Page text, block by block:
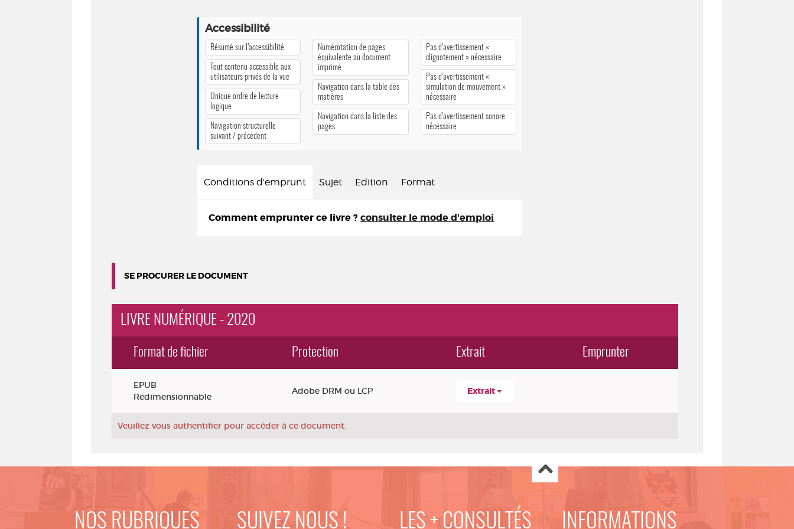
Accessibilité
Résumé sur l’accessibilité
Tout contenu accessible aux
utilisateurs privés de la vue
Unique ordre de lecture
logique
Navigation structurelle
suivant / précédent
Numérotation de pages
équivalente au document
imprimé
Navigation dans la table des
matières
Navigation dans la liste des
pages
Pas d’avertissement «
clignotement » nécessaire
Pas d’avertissement «
simulation de mouvement »
nécessaire
Pas d’avertissement sonore
nécessaire
Conditions d'emprunt Sujet Edition Format
Comment emprunter ce livre ? consulter le mode d'emploi
SE PROCURER LE DOCUMENT
LIVRE NUMÉRIQUE - 2020
Format de fichier Protection Extrait Emprunter
EPUB
Redimensionnable
Adobe DRM ou LCP Extrait
Veuillez vous authentifier pour accéder à ce document.
NOS RUBRIQUES SUIVEZ NOUS ! LES + CONSULTÉS INFORMATIONS